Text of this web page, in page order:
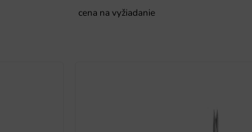
cena na vyžiadanie